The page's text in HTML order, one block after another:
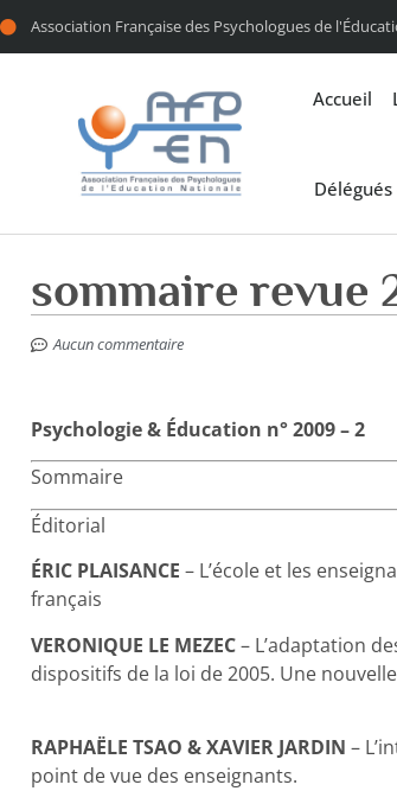
Association Française des Psychologues de
Accueil
sommaire revue
Aucun commentaire
Psychologie & Éducation n° 2009 – 2
Sommaire
Éditorial
ÉRIC PLAISANCE – L’école et les
français
VERONIQUE LE MEZEC– L’adaptation
dispositifs de la loi de 2005. Une
RAPHAËLE TSAO & XAVIER JARDIN –
point de vue des enseignants.